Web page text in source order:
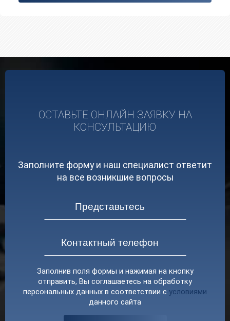
ОСТАВЬТЕ ОНЛАЙН ЗАЯВКУ НА
КОНСУЛЬТАЦИЮ
Заполните форму и наш специалист ответит
на все возникшие вопросы
Заполнив поля формы и нажимая на кнопку
отправить, Вы соглашаетесь на обработку
персональных данных в соответствии с условиями
данного сайта